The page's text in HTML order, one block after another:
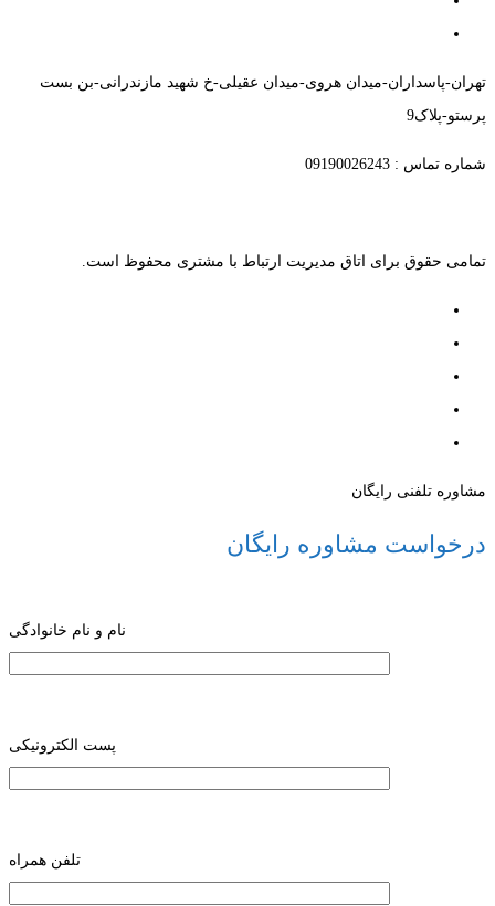
تهران-پاسداران-میدان هروی-میدان عقیلی-خ شهید مازندرانی-بن بست
پرستو-پلاک9
شماره تماس : 09190026243
تمامی حقوق برای اتاق مدیریت ارتباط با مشتری محفوظ است.
مشاوره تلفنی رایگان
درخواست مشاوره رایگان
نام و نام خانوادگی
پست الکترونیکی
تلفن همراه